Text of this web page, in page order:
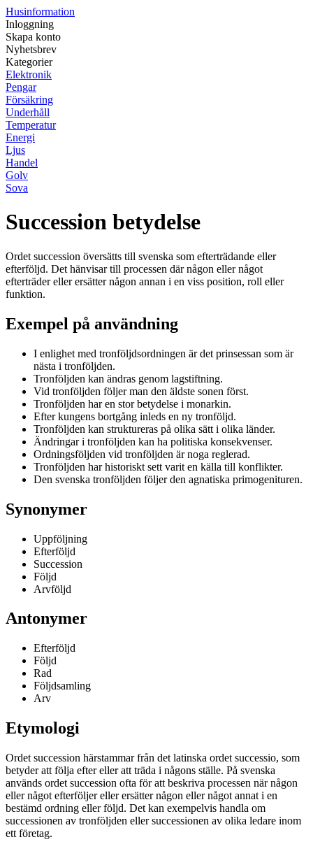
Husinformation
Inloggning
Skapa konto
Nyhetsbrev
Kategorier
Elektronik
Pengar
Försäkring
Underhåll
Temperatur
Energi
Ljus
Handel
Golv
Sova
Succession betydelse
Ordet succession översätts till svenska som efterträdande eller
efterföljd. Det hänvisar till processen där någon eller något
efterträder eller ersätter någon annan i en viss position, roll eller
funktion.
Exempel på användning
I enlighet med tronföljdsordningen är det prinsessan som är
nästa i tronföljden.
Tronföljden kan ändras genom lagstiftning.
Vid tronföljden följer man den äldste sonen först.
Tronföljden har en stor betydelse i monarkin.
Efter kungens bortgång inleds en ny tronföljd.
Tronföljden kan struktureras på olika sätt i olika länder.
Ändringar i tronföljden kan ha politiska konsekvenser.
Ordningsföljden vid tronföljden är noga reglerad.
Tronföljden har historiskt sett varit en källa till konflikter.
Den svenska tronföljden följer den agnatiska primogenituren.
Synonymer
Uppföljning
Efterföljd
Succession
Följd
Arvföljd
Antonymer
Efterföljd
Följd
Rad
Följdsamling
Arv
Etymologi
Ordet succession härstammar från det latinska ordet successio, som
betyder att följa efter eller att träda i någons ställe. På svenska
används ordet succession ofta för att beskriva processen när någon
eller något efterföljer eller ersätter någon eller något annat i en
bestämd ordning eller följd. Det kan exempelvis handla om
successionen av tronföljden eller successionen av olika ledare inom
ett företag.